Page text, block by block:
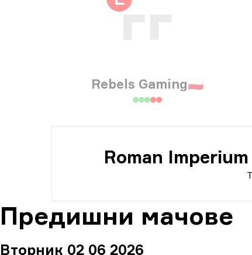
Rebels Gaming🇵🇱
Roman
Предишни мачове
Вторник 02 06 2026